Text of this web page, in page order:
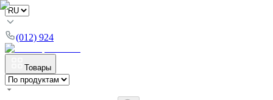
(012) 924
Товары